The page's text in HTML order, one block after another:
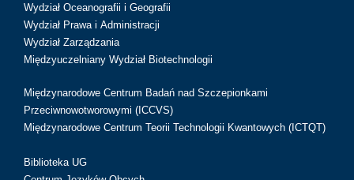
Wydział Oceanografii i Geografii
Wydział Prawa i Administracji
Wydział Zarządzania
Międzyuczelniany Wydział Biotechnologii
Międzynarodowe Centrum Badań nad Szczepionkami
Przeciwnowotworowymi (ICCVS)
Międzynarodowe Centrum Teorii Technologii Kwantowych (ICTQT)
Biblioteka UG